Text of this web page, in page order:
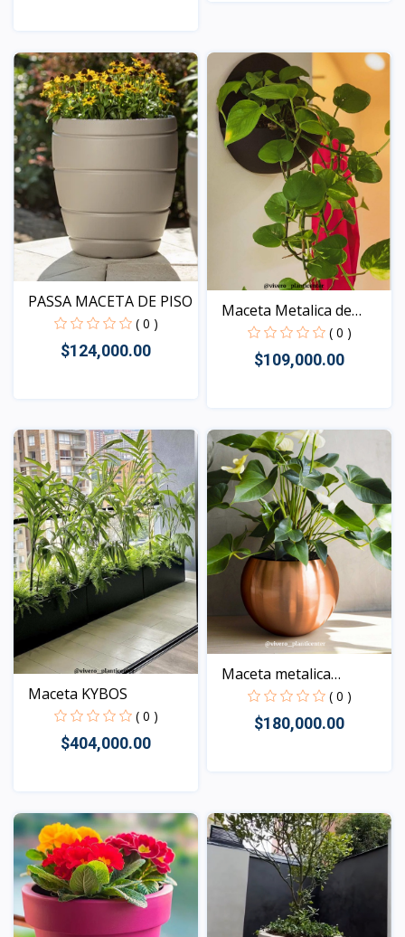
Vista
PASSA MACETA DE PISO
( 0 )
$124,000.00
Maceta Metalica de
pare...
( 0 )
$109,000.00
Vista
Maceta KYBOS
( 0 )
$404,000.00
Vista
Maceta metalica
BELLADO...
( 0 )
$180,000.00